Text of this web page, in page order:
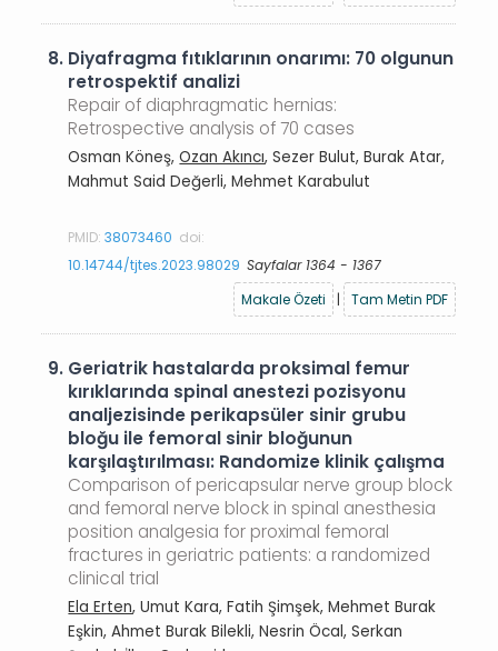
8. Diyafragma fıtıklarının onarımı: 70 olgunun
retrospektif analizi
Repair of diaphragmatic hernias:
Retrospective analysis of 70 cases
Osman Köneş,Ozan Akıncı, Sezer Bulut, Burak Atar,
Mahmut Said Değerli, Mehmet Karabulut
PMID:38073460 doi:
10.14744/tjtes.2023.98029 Sayfalar 1364 - 1367
Makale Özeti
| Tam Metin PDF
9. Geriatrik hastalarda proksimal femur
kırıklarında spinal anestezi pozisyonu
analjezisinde perikapsüler sinir grubu
bloğu ile femoral sinir bloğunun
karşılaştırılması: Randomize klinik çalışma
Comparison of pericapsular nerve group block
and femoral nerve block in spinal anesthesia
position analgesia for proximal femoral
fractures in geriatric patients: a randomized
clinical trial
Ela Erten, Umut Kara, Fatih Şimşek, Mehmet Burak
Eşkin, Ahmet Burak Bilekli, Nesrin Öcal, Serkan